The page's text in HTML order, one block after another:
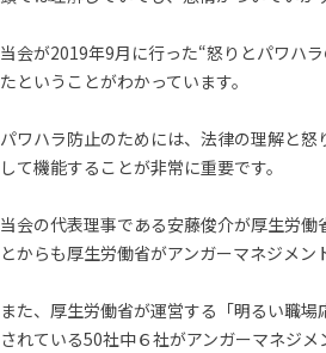
当会が2019年9月に行った“怒りとパワハ
たということがわかっています。
パワハラ防止のためには、法律の理解と
して機能することが非常に重要です。
当会の代表理事である安藤俊介が厚生労
とからも厚生労働省がアンガーマネジメ
また、厚生労働省が運営する「明るい職
されている50社中６社がアンガーマネジ